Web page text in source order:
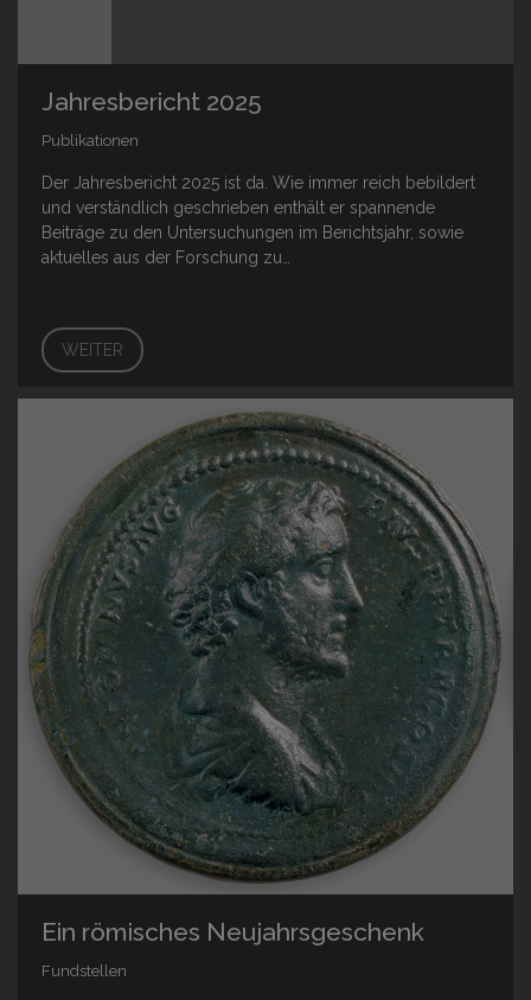
Jahresbericht 2025
Publikationen
Der Jahresbericht 2025 ist da. Wie immer reich bebildert
und verständlich geschrieben enthält er spannende
Beiträge zu den Untersuchungen im Berichtsjahr, sowie
aktuelles aus der Forschung zu…
WEITER
Ein römisches Neujahrsgeschenk
Fundstellen